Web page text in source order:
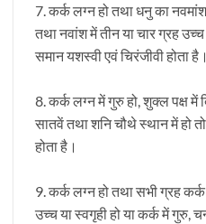
7. कर्क लग्न हो तथा धनु का
तथा नवांश में तीन या चार ग्रह
समान यशस्वी एवं चिरंजीवी होता है।
8. कर्क लग्न में गुरु हो, शुक्ल पक्ष
सातवें तथा शनि चौथे स्थान में हो
होता है।
9. कर्क लग्न हो तथा सभी ग्रह
उच्च या स्वगृही हो या कर्क में गुरु,